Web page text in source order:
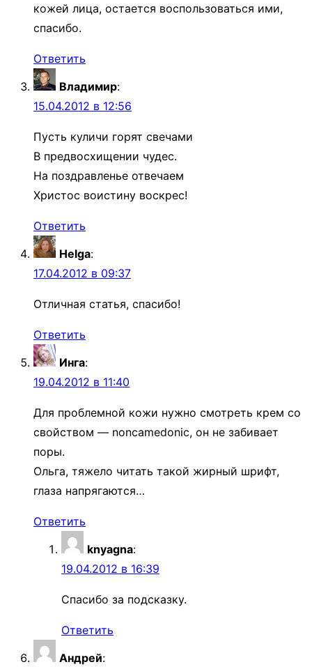
кожей лица, остается воспользоваться ими,
спасибо.
Ответить
Владимир:
15.04.2012 в 12:56
Пусть куличи горят свечами
В предвосхищении чудес.
На поздравленье отвечаем
Христос воистину воскрес!
Ответить
Helga:
17.04.2012 в 09:37
Отличная статья, спасибо!
Ответить
Инга:
19.04.2012 в 11:40
Для проблемной кожи нужно смотреть крем со
свойством — noncamedonic, он не забивает
поры.
Ольга, тяжело читать такой жирный шрифт,
глаза напрягаются…
Ответить
knyagna:
19.04.2012 в 16:39
Спасибо за подсказку.
Ответить
Андрей: